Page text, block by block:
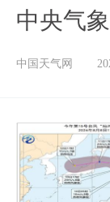
中央气
中国天气网